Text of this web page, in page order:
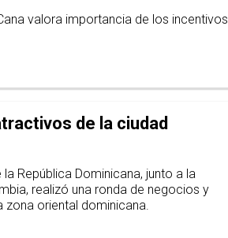
valora importancia de los incentivos
de la ciudad
República Dominicana, junto a la
realizó una ronda de negocios y
zona oriental dominicana.